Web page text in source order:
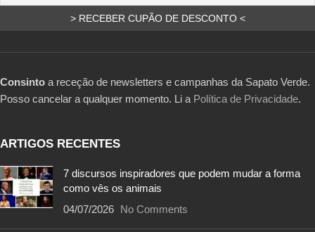
Consinto a receção de newsletters e campanhas da Sapato Verde.
Posso cancelar a qualquer momento. Li a Política de Privacidade.
ARTIGOS RECENTES
7 discursos inspiradores que podem mudar a forma
como vês os animais
04/07/2026 No Comments